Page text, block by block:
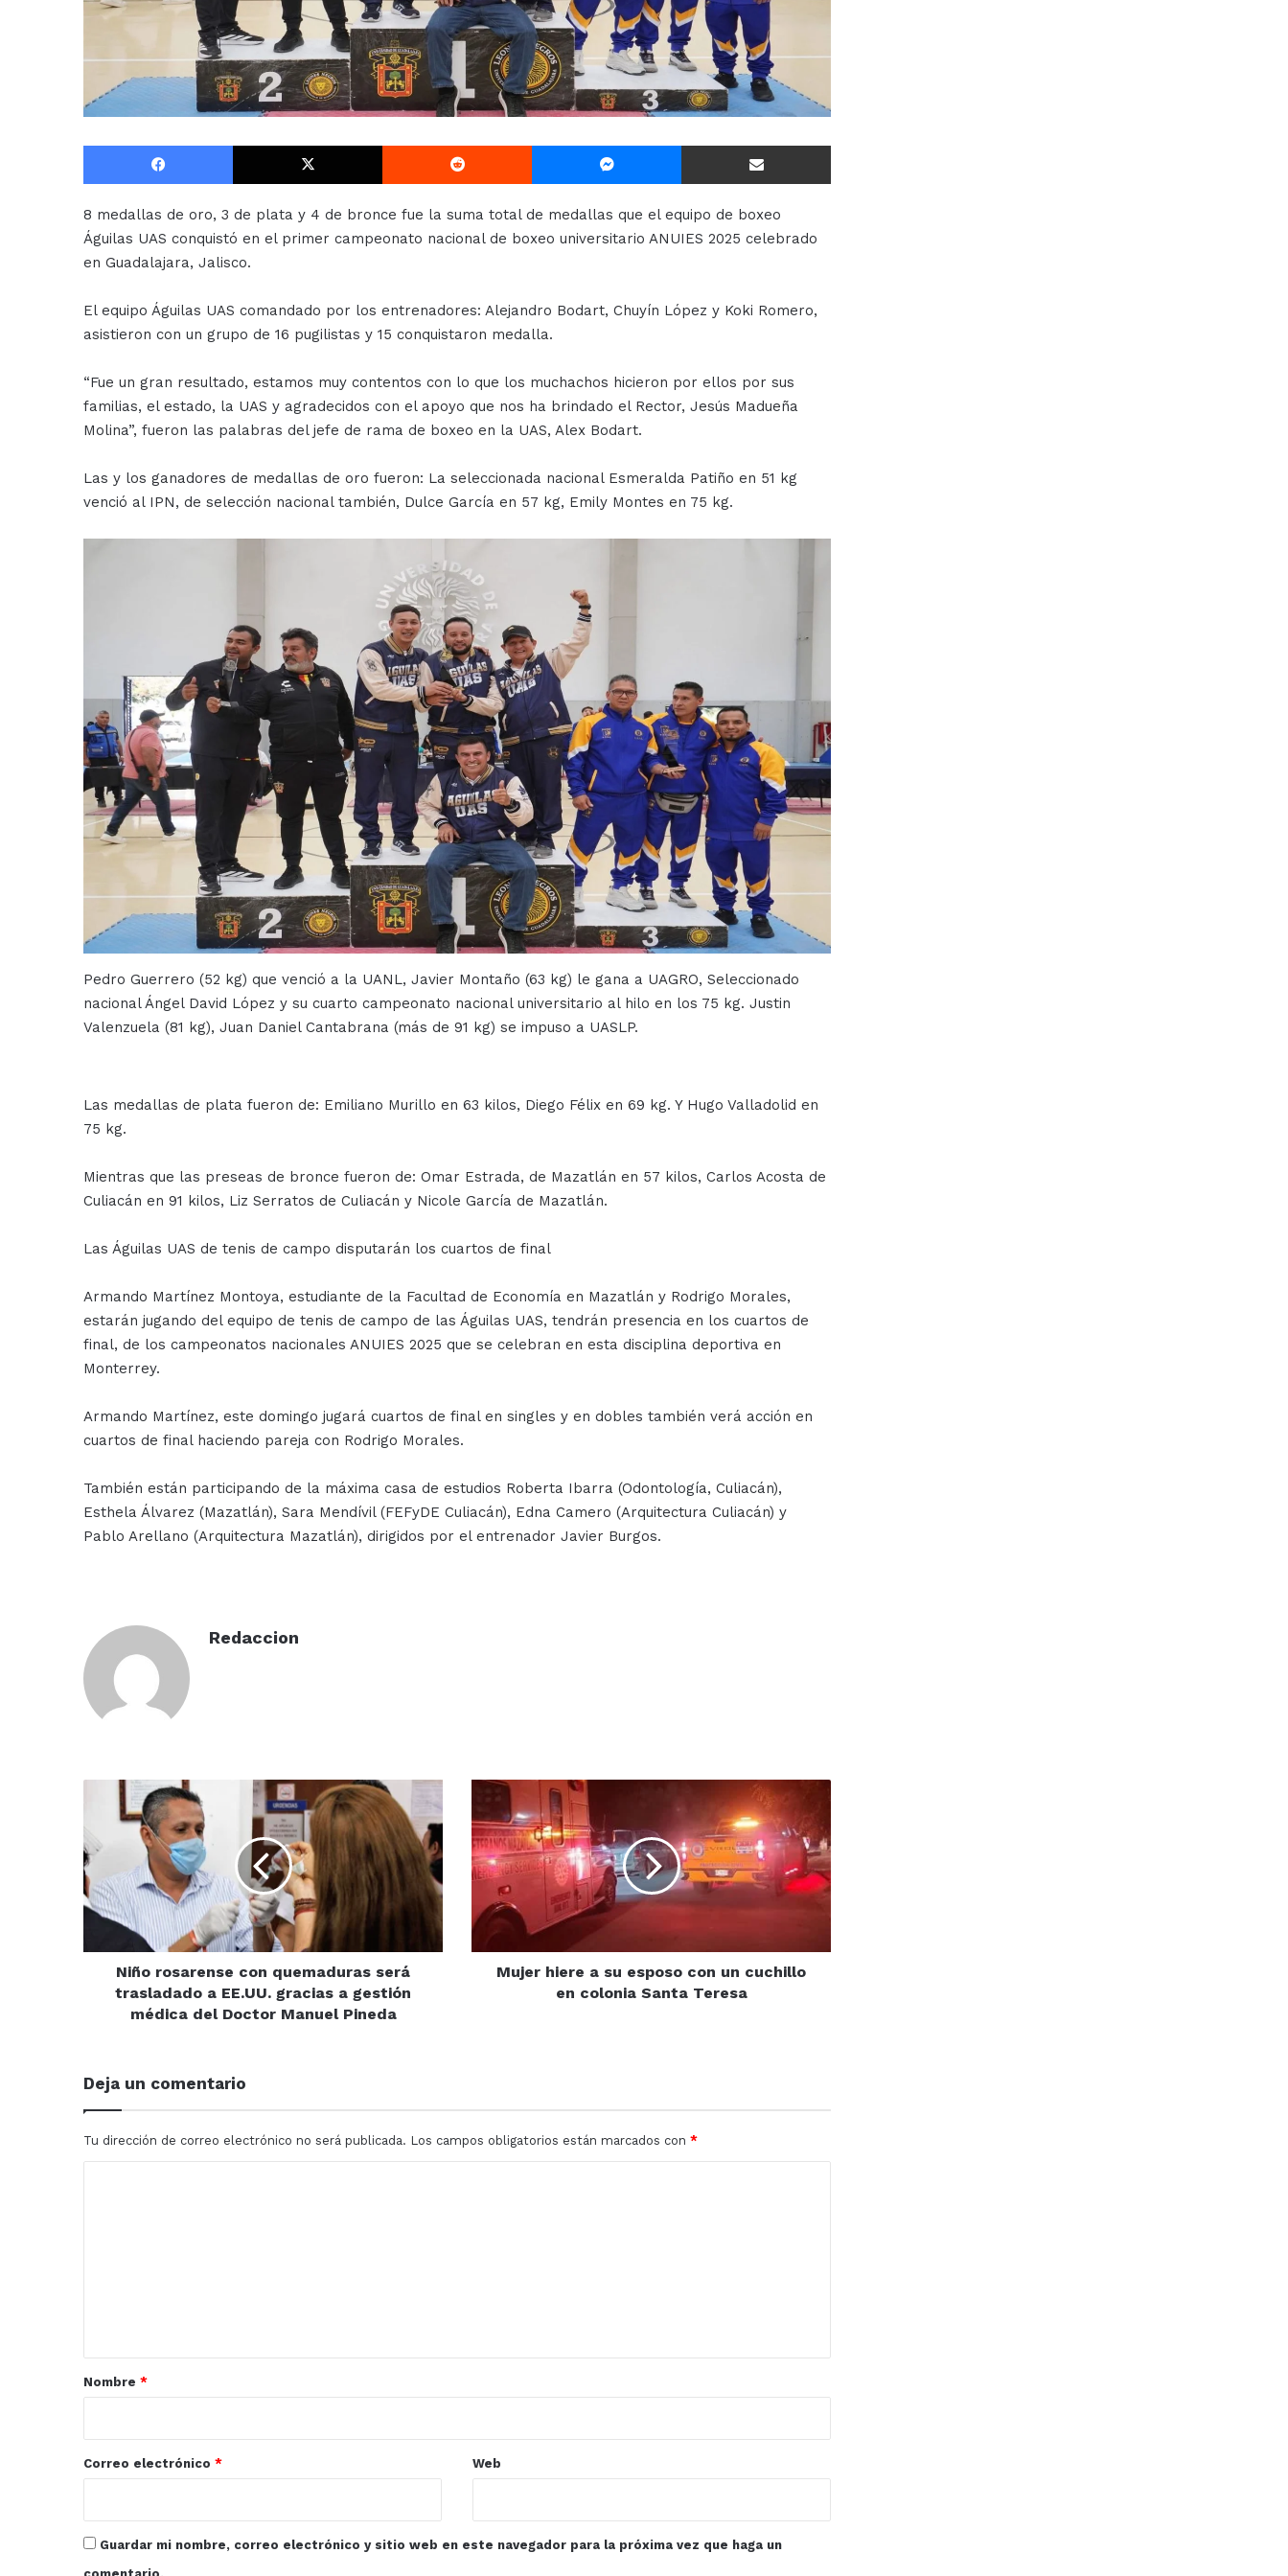
Facebook X Reddit Messenger Compartir Via E-mail
8 medallas de oro, 3 de plata y 4 de bronce fue la suma total de medallas que el equipo de boxeo
Águilas UAS conquistó en el primer campeonato nacional de boxeo universitario ANUIES 2025 celebrado
en Guadalajara, Jalisco.
El equipo Águilas UAS comandado por los entrenadores: Alejandro Bodart, Chuyín López y Koki Romero,
asistieron con un grupo de 16 pugilistas y 15 conquistaron medalla.
“Fue un gran resultado, estamos muy contentos con lo que los muchachos hicieron por ellos por sus
familias, el estado, la UAS y agradecidos con el apoyo que nos ha brindado el Rector, Jesús Madueña
Molina”, fueron las palabras del jefe de rama de boxeo en la UAS, Alex Bodart.
Las y los ganadores de medallas de oro fueron: La seleccionada nacional Esmeralda Patiño en 51 kg
venció al IPN, de selección nacional también, Dulce García en 57 kg, Emily Montes en 75 kg.
Pedro Guerrero (52 kg) que venció a la UANL, Javier Montaño (63 kg) le gana a UAGRO, Seleccionado
nacional Ángel David López y su cuarto campeonato nacional universitario al hilo en los 75 kg. Justin
Valenzuela (81 kg), Juan Daniel Cantabrana (más de 91 kg) se impuso a UASLP.
Las medallas de plata fueron de: Emiliano Murillo en 63 kilos, Diego Félix en 69 kg. Y Hugo Valladolid en
75 kg.
Mientras que las preseas de bronce fueron de: Omar Estrada, de Mazatlán en 57 kilos, Carlos Acosta de
Culiacán en 91 kilos, Liz Serratos de Culiacán y Nicole García de Mazatlán.
Las Águilas UAS de tenis de campo disputarán los cuartos de final
Armando Martínez Montoya, estudiante de la Facultad de Economía en Mazatlán y Rodrigo Morales,
estarán jugando del equipo de tenis de campo de las Águilas UAS, tendrán presencia en los cuartos de
final, de los campeonatos nacionales ANUIES 2025 que se celebran en esta disciplina deportiva en
Monterrey.
Armando Martínez, este domingo jugará cuartos de final en singles y en dobles también verá acción en
cuartos de final haciendo pareja con Rodrigo Morales.
También están participando de la máxima casa de estudios Roberta Ibarra (Odontología, Culiacán),
Esthela Álvarez (Mazatlán), Sara Mendívil (FEFyDE Culiacán), Edna Camero (Arquitectura Culiacán) y
Pablo Arellano (Arquitectura Mazatlán), dirigidos por el entrenador Javier Burgos.
Redaccion
rosarense
con
quemaduras
será
trasladado
a
EE.UU.
gracias
gestión
Pineda
Niño rosarense con quemaduras será
trasladado a EE.UU. gracias a gestión
médica del Doctor Manuel Pineda
Mujer
hiere
a
su
esposo
un
cuchillo
en
coloniaMujer hiere a su esposo con un cuchillo
en colonia Santa Teresa
Deja un comentario
Tu dirección de correo electrónico no será publicada. Los campos obligatorios están marcados con *
r
*
Nombre *
Correo electrónico * Web
Guardar mi nombre, correo electrónico y sitio web en este navegador para la próxima vez que haga un